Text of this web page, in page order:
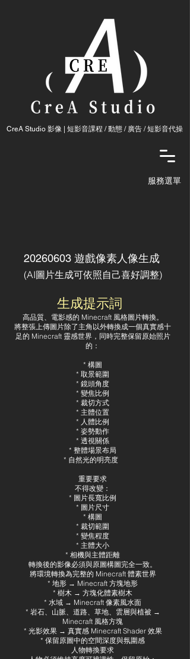
服務選單
CreA Studio 影像 | 短影音課程 / 動態 / 廣告 / ​短影音代操
20260603 遊戲像素人像生成
​(AI圖片生成可依照自己喜好調整)
生成提示詞
高品質、電影感的 Minecraft 風格圖片轉換。
將整張上傳圖片除了主角以外轉換成一個真實感十
足的 Minecraft 靈感世界，同時完整保留原始照片
的：
* 構圖
* 取景範圍
* 鏡頭角度
* 變焦比例
* 裁切方式
* 主體位置
* 人體比例
* 姿勢動作
* 透視關係
* 整體場景布局
* 自然光的明亮度
重要要求
不得改變：
* 圖片長寬比例
* 圖片尺寸
* 構圖
* 裁切範圍
* 變焦程度
* 主體大小
* 相機與主體距離
轉換後的影像必須與原圖構圖完全一致。
將環境轉換為完整的 Minecraft 體素世界
* 地形 → Minecraft 方塊地形
* 樹木 → 方塊化體素樹木
* 水域 → Minecraft 像素風水面
* 岩石、山脈、道路、草地、雲層與植被 →
Minecraft 風格方塊
* 光影效果 → 真實感 Minecraft Shader 效果
* 保留原圖中的空間深度與氛圍感
人物轉換要求